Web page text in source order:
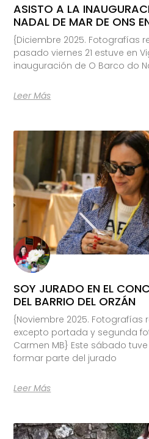
ASISTO A LA
NADAL DE MAR DE ONS
{Diciembre 2025. Fotografías
pasado viernes 21 estuve en
inauguración de O Barco do
Leer Más
SOY JURADO EN EL
DEL BARRIO DEL ORZÁN
{Noviembre 2025. Fotografías
excepto portada y segunda
Carmen MB} Este sábado
formar parte del jurado
Leer Más